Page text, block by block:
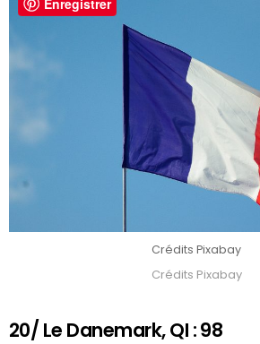
Crédits Pixabay
Crédits Pixabay
20/ Le Danemark, QI : 98